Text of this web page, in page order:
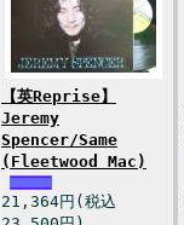
【英Reprise】
Jeremy
Spencer/Same
(Fleetwood Mac)
21,364円(税込